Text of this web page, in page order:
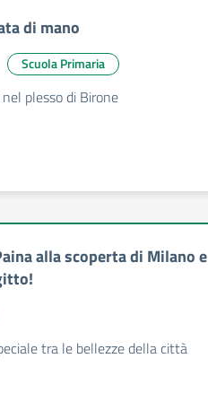
di mano
Scuola Primaria
plesso di Birone
alla scoperta di Milano e
tra le bellezze della città